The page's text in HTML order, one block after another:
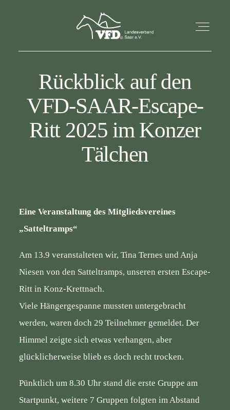
STARTSEITE
AKTUELLES
ÜBER UNS
KONTAKT
MITGLIEDERBEREICH
Rückblick auf den
VFD-SAAR-Escape-
Ritt 2025 im Konzer
Tälchen
Eine Veranstaltung des Mitgliedsvereines
„Satteltramps“
Am 13.9 veranstalteten wir, Tina Ternes und Anja
Niesen von den Satteltramps, unseren ersten Escape-
Ritt in Konz-Krettnach.
Viele Hängergespanne mussten untergebracht
werden, waren doch 29 Teilnehmer gemeldet. Der
Himmel zeigte sich etwas verhangen, aber
glücklicherweise blieb es doch recht trocken.
Pünktlich um 8.30 Uhr stand die erste Gruppe am
Startpunkt, weitere 7 Gruppen folgten im Abstand